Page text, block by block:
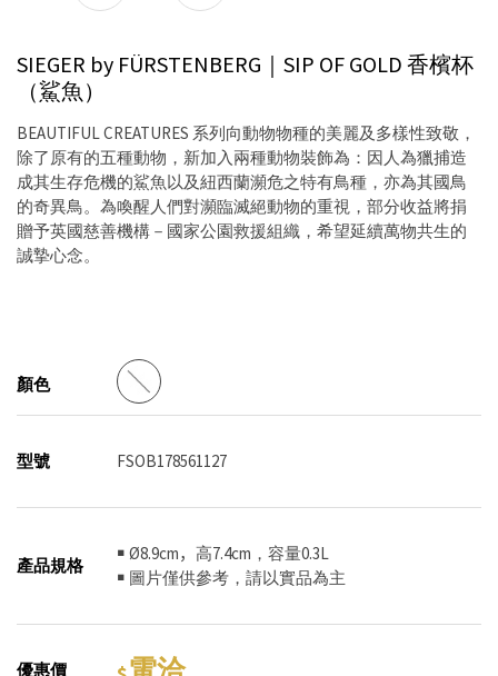
SIEGER by FÜRSTENBERG｜SIP OF GOLD 香檳杯
（鯊魚）
BEAUTIFUL CREATURES 系列向動物物種的美麗及多樣性致敬，
除了原有的五種動物，新加入兩種動物裝飾為：因人為獵捕造
成其生存危機的鯊魚以及紐西蘭瀕危之特有鳥種，亦為其國鳥
的奇異鳥。為喚醒人們對瀕臨滅絕動物的重視，部分收益將捐
贈予英國慈善機構－國家公園救援組織，希望延續萬物共生的
誠摯心念。
顏色
型號 FSOB178561127
產品規格
￭ Ø8.9cm，高7.4cm，容量0.3L
￭ 圖片僅供參考，請以實品為主
優惠價